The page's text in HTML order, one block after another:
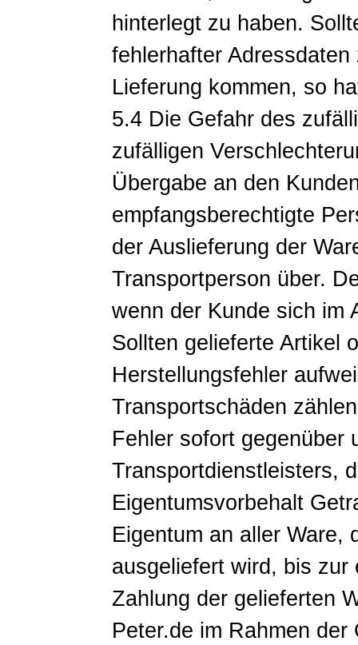
hinterlegt zu haben.
fehlerhafter
Lieferung kommen, so
5.4 Die Gefahr des
zufälligen
Übergabe an den
empfangsberechtigte
der Auslieferung der
Transportperson über.
wenn der Kunde sich im
Sollten gelieferte Artikel
Herstellungsfehler
Transportschäden
Fehler sofort gegenüber
Transportdienstleisters,
Eigentumsvorbehalt
Eigentum an aller Ware,
ausgeliefert wird, bis zur
Zahlung der gelieferten
Peter.de im Rahmen